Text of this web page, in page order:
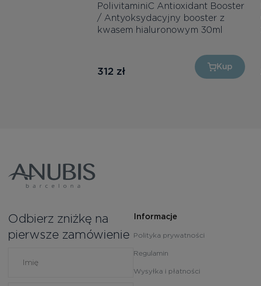
PolivitaminiC Antioxidant Booster
/ Antyoksydacyjny booster z
kwasem hialuronowym 30ml
312 zł Kup
Odbierz zniżkę na
pierwsze zamówienie
Informacje
Polityka prywatności
Regulamin
Wysyłka i płatności